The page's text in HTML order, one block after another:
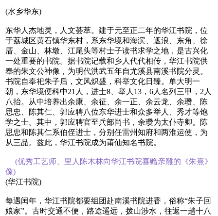
(水乡华东)
东华人杰地灵，人文荟萃。建于元至正二年的华江书院，位
于荔城区黄石镇华东村，系东华境和海滨、遮浪、东角、徐
厝、金山、林墩、江尾头等村士子读书求学之地，是古兴化
一处重要的书院。据书院记载和乡人代代相传，华江书院供
奉的朱文公神像，为明代洪武五年自尤溪县南溪书院分灵。
书院自奉祀朱子后，文风炽盛，科举文化日臻。单大明一
朝，东华境便科中21人，进士8、举人13，6人名列三甲，2人
八抬。从中培养出余康、余征、余一正、余云龙、余瓒、陈
思忠、陈其仁、郭应聘八位东华进士和众多举人、秀才等饱
学之士。其中，郭应聘官至兵部尚书，余瓒为太仆寺卿。陈
思忠和陈其仁系伯侄进士，分别任雷州知府和两淮运使，为
从三品。兹此，华江书院成为莆仙知名书院。
(优秀工艺师、里人陈木林向华江书院喜赠亲雕的《朱熹》
像)
(华江书院)
每遇闰年，华江书院都要组团赴南溪书院进香，俗称“朱子回
娘家”。古时交通不便，路途遥远，拨山涉水，往返一趟十八